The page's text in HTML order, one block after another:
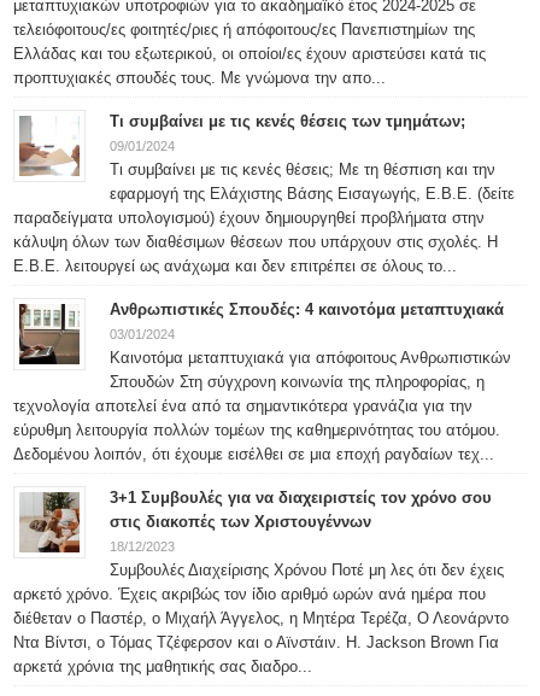
μεταπτυχιακών υποτροφιών για το ακαδημαϊκό έτος 2024-2025 σε
τελειόφοιτους/ες φοιτητές/ριες ή απόφοιτους/ες Πανεπιστημίων της
Ελλάδας και του εξωτερικού, οι οποίοι/ες έχουν αριστεύσει κατά τις
προπτυχιακές σπουδές τους. Με γνώμονα την απο...
Τι συμβαίνει με τις κενές θέσεις των τμημάτων;
09/01/2024
Τι συμβαίνει με τις κενές θέσεις; Με τη θέσπιση και την
εφαρμογή της Ελάχιστης Βάσης Εισαγωγής, Ε.Β.Ε. (δείτε
παραδείγματα υπολογισμού) έχουν δημιουργηθεί προβλήματα στην
κάλυψη όλων των διαθέσιμων θέσεων που υπάρχουν στις σχολές. Η
Ε.Β.Ε. λειτουργεί ως ανάχωμα και δεν επιτρέπει σε όλους το...
Ανθρωπιστικές Σπουδές: 4 καινοτόμα μεταπτυχιακά
03/01/2024
Καινοτόμα μεταπτυχιακά για απόφοιτους Ανθρωπιστικών
Σπουδών Στη σύγχρονη κοινωνία της πληροφορίας, η
τεχνολογία αποτελεί ένα από τα σημαντικότερα γρανάζια για την
εύρυθμη λειτουργία πολλών τομέων της καθημερινότητας του ατόμου.
Δεδομένου λοιπόν, ότι έχουμε εισέλθει σε μια εποχή ραγδαίων τεχ...
3+1 Συμβουλές για να διαχειριστείς τον χρόνο σου
στις διακοπές των Χριστουγέννων
18/12/2023
Συμβουλές Διαχείρισης Χρόνου Ποτέ μη λες ότι δεν έχεις
αρκετό χρόνο. Έχεις ακριβώς τον ίδιο αριθμό ωρών ανά ημέρα που
διέθεταν ο Παστέρ, ο Μιχαήλ Άγγελος, η Μητέρα Τερέζα, Ο Λεονάρντο
Ντα Βίντσι, ο Τόμας Τζέφερσον και ο Αϊνστάιν. H. Jackson Brown Για
αρκετά χρόνια της μαθητικής σας διαδρο...